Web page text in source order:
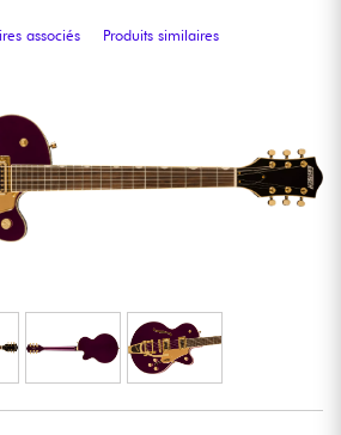
associés
Produits similaires